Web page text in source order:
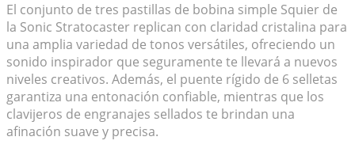
El conjunto de tres pastillas de bobina simple Squier de
la Sonic Stratocaster replican con claridad cristalina para
una amplia variedad de tonos versátiles, ofreciendo un
sonido inspirador que seguramente te llevará a nuevos
niveles creativos. Además, el puente rígido de 6 selletas
garantiza una entonación confiable, mientras que los
clavijeros de engranajes sellados te brindan una
afinación suave y precisa.